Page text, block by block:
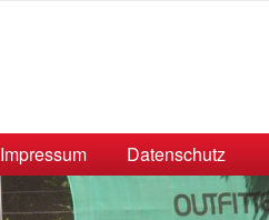
Impressum Datenschutz